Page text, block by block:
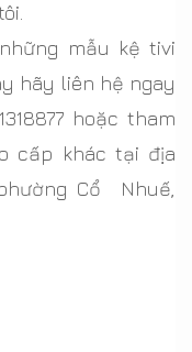
mẫu kệ tivi
hãy liên hệ ngay
hoặc tham
cấp khác tại địa
Cổ Nhuế,